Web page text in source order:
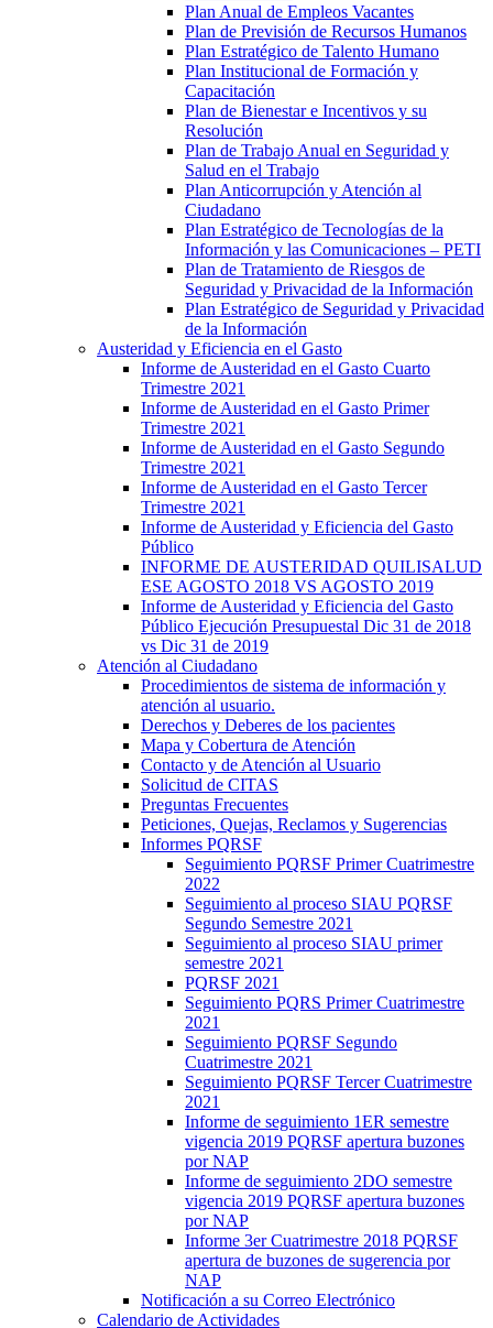
Plan Anual de Empleos Vacantes
Plan de Previsión de Recursos Humanos
Plan Estratégico de Talento Humano
Plan Institucional de Formación y
Capacitación
Plan de Bienestar e Incentivos y su
Resolución
Plan de Trabajo Anual en Seguridad y
Salud en el Trabajo
Plan Anticorrupción y Atención al
Ciudadano
Plan Estratégico de Tecnologías de la
Información y las Comunicaciones – PETI
Plan de Tratamiento de Riesgos de
Seguridad y Privacidad de la Información
Plan Estratégico de Seguridad y Privacidad
de la Información
Austeridad y Eficiencia en el Gasto
Informe de Austeridad en el Gasto Cuarto
Trimestre 2021
Informe de Austeridad en el Gasto Primer
Trimestre 2021
Informe de Austeridad en el Gasto Segundo
Trimestre 2021
Informe de Austeridad en el Gasto Tercer
Trimestre 2021
Informe de Austeridad y Eficiencia del Gasto
Público
INFORME DE AUSTERIDAD QUILISALUD
ESE AGOSTO 2018 VS AGOSTO 2019
Informe de Austeridad y Eficiencia del Gasto
Público Ejecución Presupuestal Dic 31 de 2018
vs Dic 31 de 2019
Atención al Ciudadano
Procedimientos de sistema de información y
atención al usuario.
Derechos y Deberes de los pacientes
Mapa y Cobertura de Atención
Contacto y de Atención al Usuario
Solicitud de CITAS
Preguntas Frecuentes
Peticiones, Quejas, Reclamos y Sugerencias
Informes PQRSF
Seguimiento PQRSF Primer Cuatrimestre
2022
Seguimiento al proceso SIAU PQRSF
Segundo Semestre 2021
Seguimiento al proceso SIAU primer
semestre 2021
PQRSF 2021
Seguimiento PQRS Primer Cuatrimestre
2021
Seguimiento PQRSF Segundo
Cuatrimestre 2021
Seguimiento PQRSF Tercer Cuatrimestre
2021
Informe de seguimiento 1ER semestre
vigencia 2019 PQRSF apertura buzones
por NAP
Informe de seguimiento 2DO semestre
vigencia 2019 PQRSF apertura buzones
por NAP
Informe 3er Cuatrimestre 2018 PQRSF
apertura de buzones de sugerencia por
NAP
Notificación a su Correo Electrónico
Calendario de Actividades